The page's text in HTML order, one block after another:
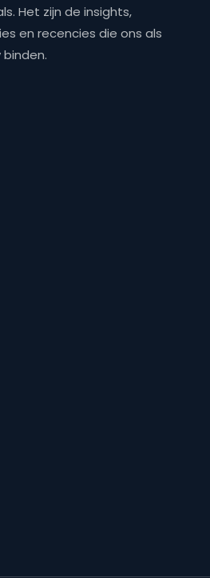
Het zijn de insights,
en recencies die ons als